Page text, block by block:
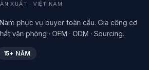
XUẤT · VIỆT NAM
phục vụ buyer toàn cầu. Gia công cơ
văn phòng · OEM · ODM · Sourcing.
15+ NĂM